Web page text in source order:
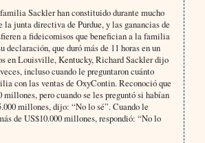
Sackler han constituido durante mucho
la junta directiva de Purdue, y las ganancias de
a fideicomisos que benefician a la familia
declaración, que duró más de 11 horas en un
en Louisville, Kentucky, Richard Sackler dijo
incluso cuando le preguntaron cuánto
con las ventas de OxyContin. Reconoció que
millones, pero cuando se les preguntó si habían
millones, dijo: “No lo sé”. Cuando le
de US$10.000 millones, respondió: “No lo